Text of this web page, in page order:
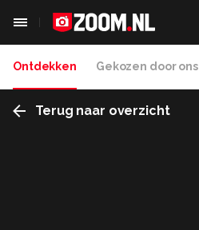
Ontdekken Gekozen door ons
Terug naar overzicht